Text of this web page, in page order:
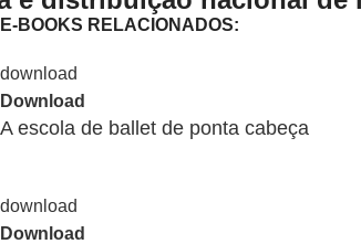
E-BOOKS RELACIONADOS:
Download
A escola de ballet de ponta cabeça
Download